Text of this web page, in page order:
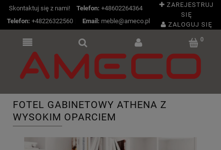
Skontaktuj się z nami! Telefon: +48602264364
Telefon: +48226322560| Email: meble@ameco.pl
ZAREJESTRUJ
SIĘ
ZALOGUJ SIĘ
FOTEL GABINETOWY ATHENA Z
WYSOKIM OPARCIEM